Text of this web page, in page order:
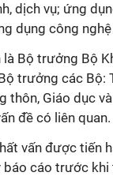
dịch vụ; ứng
dụng công
Bộ trưởng Bộ
trưởng các Bộ:
thôn, Giáo dục
đề có liên quan.
vấn được tiến
cáo trước